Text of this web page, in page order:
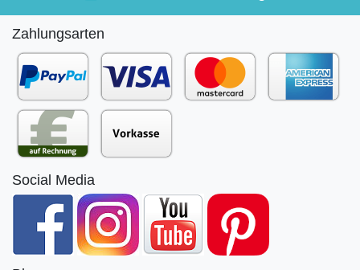
Zahlungsarten
Social Media